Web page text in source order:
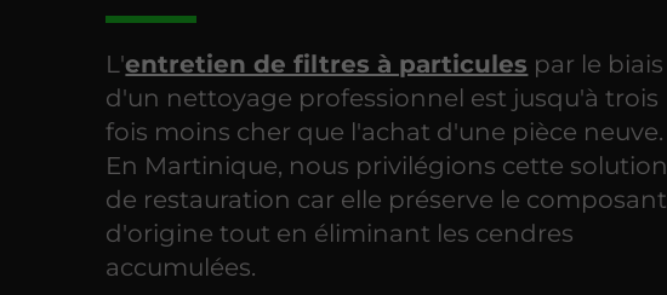
L'entretien de filtres à particules par le biais
d'un nettoyage professionnel est jusqu'à trois
fois moins cher que l'achat d'une pièce neuve.
En Martinique, nous privilégions cette solution
de restauration car elle préserve le composant
d'origine tout en éliminant les cendres
accumulées.